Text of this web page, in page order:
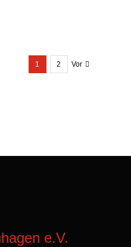
1 2 Vor
e.V.